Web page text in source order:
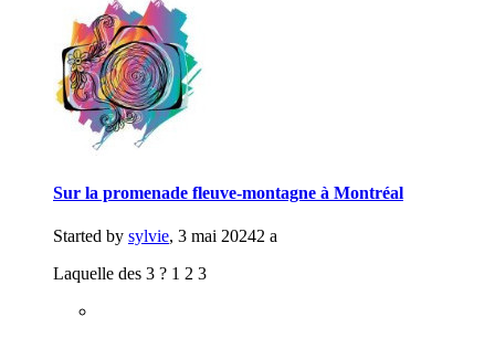
Sur la promenade fleuve-montagne à Montréal
Started by sylvie, 3 mai 20242 a
Laquelle des 3 ? 1 2 3